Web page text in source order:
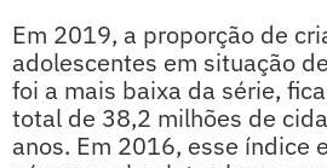
Em 2019, a proporção de
adolescentes em situação
foi a mais baixa da série,
total de 38,2 milhões de
anos. Em 2016, esse índice